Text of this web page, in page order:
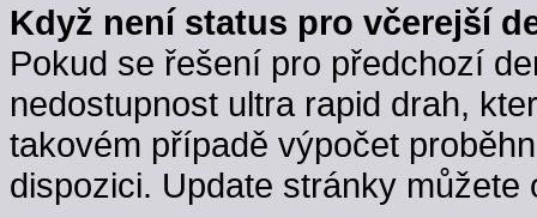
Když není status pro včerejší
Pokud se řešení pro předchozí
nedostupnost ultra rapid drah,
takovém případě výpočet
dispozici. Update stránky